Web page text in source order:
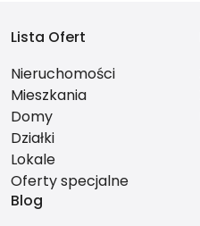
Lista Ofert
Nieruchomości
Mieszkania
Domy
Działki
Lokale
Oferty specjalne
Blog